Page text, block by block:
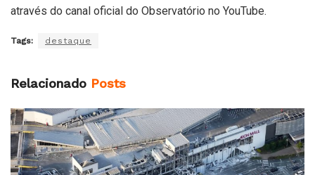
através do canal oficial do Observatório no YouTube.
Tags: destaque
Relacionado Posts